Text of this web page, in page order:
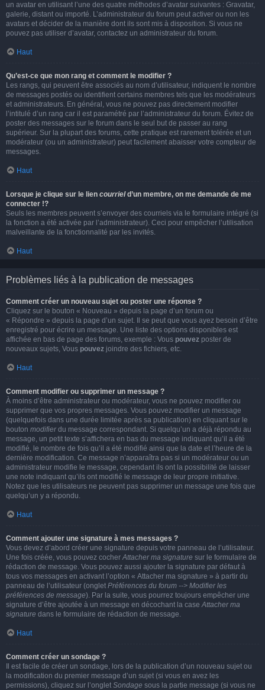
un avatar en utilisant l’une des quatre méthodes d’avatar suivantes : Gravatar,
galerie, distant ou importé. L’administrateur du forum peut activer ou non les
avatars et décider de la manière dont ils sont mis à disposition. Si vous ne
pouvez pas utiliser d’avatar, contactez un administrateur du forum.
Haut
Qu’est-ce que mon rang et comment le modifier ?
Les rangs, qui peuvent être associés au nom d’utilisateur, indiquent le nombre
de messages postés ou identifient certains membres tels que les modérateurs
et administrateurs. En général, vous ne pouvez pas directement modifier
l’intitulé d’un rang car il est paramétré par l’administrateur du forum. Évitez de
poster des messages sur le forum dans le seul but de passer au rang
supérieur. Sur la plupart des forums, cette pratique est rarement tolérée et un
modérateur (ou un administrateur) peut facilement abaisser votre compteur de
messages.
Haut
Lorsque je clique sur le lien courrield’un membre, on me demande de me
connecter !?
Seuls les membres peuvent s’envoyer des courriels via le formulaire intégré (si
la fonction a été activée par l’administrateur). Ceci pour empêcher l’utilisation
malveillante de la fonctionnalité par les invités.
Haut
Problèmes liés à la publication de messages
Comment créer un nouveau sujet ou poster une réponse ?
Cliquez sur le bouton « Nouveau » depuis la page d’un forum ou
« Répondre » depuis la page d’un sujet. Il se peut que vous ayez besoin d’être
enregistré pour écrire un message. Une liste des options disponibles est
affichée en bas de page des forums, exemple : Vous pouvez poster de
nouveaux sujets, Vous pouvez joindre des fichiers, etc.
Haut
Comment modifier ou supprimer un message ?
À moins d’être administrateur ou modérateur, vous ne pouvez modifier ou
supprimer que vos propres messages. Vous pouvez modifier un message
(quelquefois dans une durée limitée après sa publication) en cliquant sur le
bouton modifierdu message correspondant. Si quelqu’un a déjà répondu au
message, un petit texte s’affichera en bas du message indiquant qu’il a été
modifié, le nombre de fois qu’il a été modifié ainsi que la date et l’heure de la
dernière modification. Ce message n’apparaîtra pas si un modérateur ou un
administrateur modifie le message, cependant ils ont la possibilité de laisser
une note indiquant qu’ils ont modifié le message de leur propre initiative.
Notez que les utilisateurs ne peuvent pas supprimer un message une fois que
quelqu’un y a répondu.
Haut
Comment ajouter une signature à mes messages ?
Vous devez d’abord créer une signature depuis votre panneau de l’utilisateur.
Une fois créée, vous pouvez cocherAttacher ma signature sur le formulaire de
rédaction de message. Vous pouvez aussi ajouter la signature par défaut à
tous vos messages en activant l’option « Attacher ma signature » à partir du
panneau de l’utilisateur (onglet Préférences du forum --> Modifier les
préférences de message). Par la suite, vous pourrez toujours empêcher une
signature d’être ajoutée à un message en décochant la caseAttacher ma
signature dans le formulaire de rédaction de message.
Haut
Comment créer un sondage ?
Il est facile de créer un sondage, lors de la publication d’un nouveau sujet ou
la modification du premier message d’un sujet (si vous en avez les
permissions), cliquez sur l’onglet Sondage sous la partie message (si vous ne